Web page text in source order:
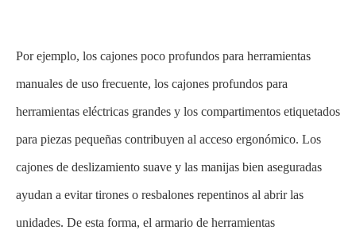
Por ejemplo, los cajones poco profundos para herramientas
manuales de uso frecuente, los cajones profundos para
herramientas eléctricas grandes y los compartimentos etiquetados
para piezas pequeñas contribuyen al acceso ergonómico. Los
cajones de deslizamiento suave y las manijas bien aseguradas
ayudan a evitar tirones o resbalones repentinos al abrir las
unidades. De esta forma, el armario de herramientas